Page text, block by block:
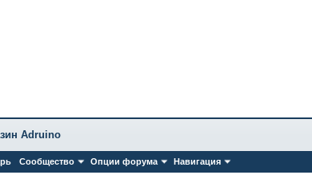
Сообщество Опции форума Навигация
Adruino